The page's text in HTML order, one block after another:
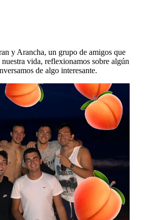
y Arancha, un grupo de amigos que
nuestra vida, reflexionamos sobre algún
de algo interesante.